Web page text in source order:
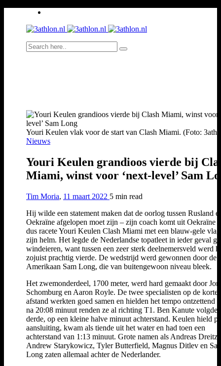
Youri Keulen vlak voor de start van Clash Miami. (Foto:
Nieuws
Youri Keulen grandioos vierde bij
Miami, winst voor ‘next-level’ Sam
Tim Moria, 11 maart 2022 5 min read
Hij wilde een statement maken dat de oorlog tussen Rusland
Oekraïne afgelopen moet zijn – zijn coach komt uit Oekraïne
dus racete Youri Keulen Clash Miami met een blauw-gele
zijn helm. Het legde de Nederlandse topatleet in ieder geval
windeieren, want tussen een zeer sterk deelnemersveld werd
zojuist prachtig vierde. De wedstrijd werd gewonnen door de
Amerikaan Sam Long, die van buitengewoon niveau bleek.
Het zwemonderdeel, 1700 meter, werd hard gemaakt door
Schomburg en Aaron Royle. De twee specialisten op de korte
afstand werkten goed samen en hielden het tempo ontzettend
na 20:08 minuut renden ze al richting T1. Ben Kanute volgde
derde, op een kleine halve minuut achterstand. Keulen hield
aansluiting, kwam als tiende uit het water en had toen een
achterstand van 1:13 minuut. Grote namen als Andreas Dreitz,
Andrew Starykowicz, Tyler Butterfield, Magnus Ditlev en
Long zaten allemaal achter de Nederlander.